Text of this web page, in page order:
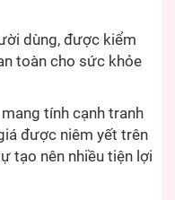
dùng, được kiểm
toàn cho sức khỏe
tính cạnh tranh
được niêm yết trên
tạo nên nhiều tiện lợi